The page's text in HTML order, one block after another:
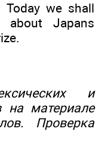
we shall
Japans
и
на материале
Проверка